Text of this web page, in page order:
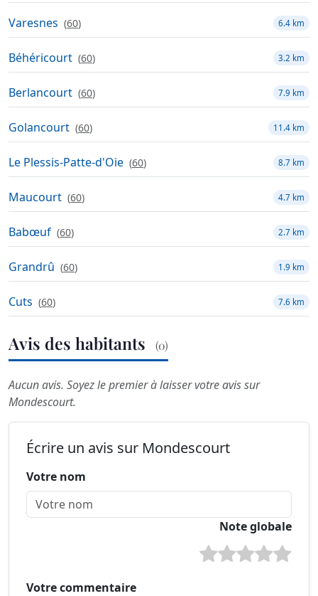
Varesnes (60) 6.4 km
Béhéricourt (60) 3.2 km
Berlancourt (60) 7.9 km
Golancourt (60) 11.4 km
Le Plessis-Patte-d'Oie (60) 8.7 km
Maucourt (60) 4.7 km
Babœuf (60) 2.7 km
Grandrû (60) 1.9 km
Cuts (60) 7.6 km
Avis des habitants (0)
Aucun avis. Soyez le premier à laisser votre avis sur
Mondescourt.
Écrire un avis sur Mondescourt
Votre nom
Note globale
Votre commentaire